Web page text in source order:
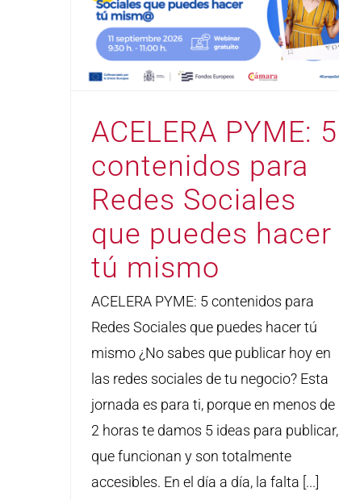
ACELERA PYME: 5
contenidos para
Redes Sociales
que puedes hacer
tú mismo
ACELERA PYME: 5 contenidos para
Redes Sociales que puedes hacer tú
mismo ¿No sabes que publicar hoy en
las redes sociales de tu negocio? Esta
jornada es para ti, porque en menos de
2 horas te damos 5 ideas para publicar,
que funcionan y son totalmente
accesibles. En el día a día, la falta [...]